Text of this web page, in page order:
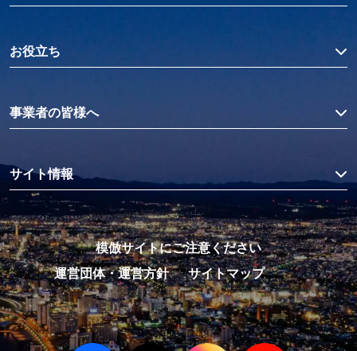
お役立ち
事業者の皆様へ
サイト情報
模倣サイトにご注意ください
運営団体・運営方針
サイトマップ